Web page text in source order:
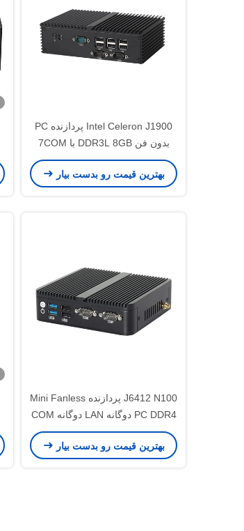
Intel Celeron J1900 پردازنده PC
بدون فن DDR3L 8GB با 7COM
2LAN کامپیوتر صنعتی
بهترین قیمت رو بدست بیار
J6412 N100 پردازنده Mini Fanless
PC DDR4 دوگانه LAN دوگانه COM
RS232 سه صفحه نمایش
بهترین قیمت رو بدست بیار